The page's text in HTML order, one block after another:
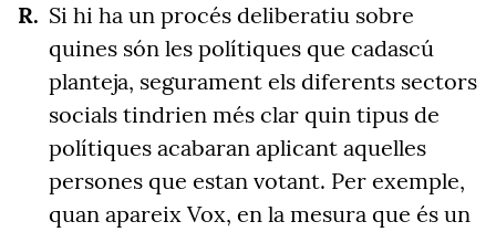
Si hi ha un procés deliberatiu sobre
quines són les polítiques que cadascú
planteja, segurament els diferents sectors
socials tindrien més clar quin tipus de
polítiques acabaran aplicant aquelles
persones que estan votant. Per exemple,
quan apareix Vox, en la mesura que és un